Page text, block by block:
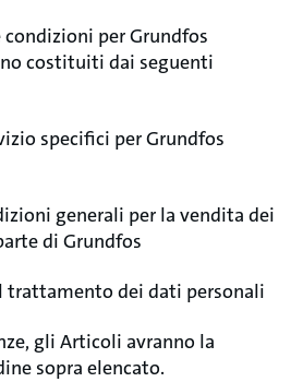
per Grundfos
costituiti dai seguenti
specifici per Grundfos
generali per la vendita dei
di Grundfos
dei dati personali
gli Articoli avranno la
sopra elencato.